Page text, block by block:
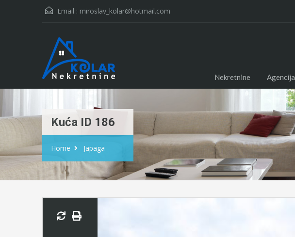
Email : miroslav_kolar@hotmail.com
Nekretnine Agencija
Kuća ID 186
Home Japaga